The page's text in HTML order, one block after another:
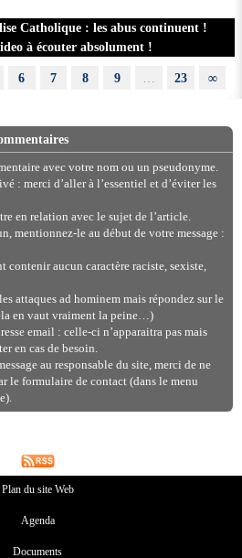
Catholique : les abus continuent !
à écouter absolument !
6 7 8 9 … 23 ∞
avec votre nom ou un pseudonyme.
: merci d’aller à l’essentiel et d’éviter les
en relation avec le sujet de l’article.
mentionnez-le au début de votre message :
contenir aucun caractère raciste, sexiste,
attaques ad hominem mais répondez sur le
en vaut vraiment la peine…)
email : celle-ci n’apparaitra pas mais
en cas de besoin.
au responsable du site, merci de ne
le formulaire de contact (dans le menu
Plan du site Web
Agenda
Documents